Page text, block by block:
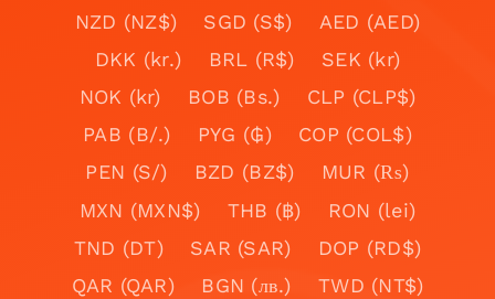
NZD (NZ$)
SGD (S$)
AED (AED)
DKK (kr.)
BRL (R$)
SEK (kr)
NOK (kr)
BOB (Bs.)
CLP (CLP$)
PAB (B/.)
PYG (₲)
COP (COL$)
PEN (S/)
BZD (BZ$)
MUR (₨)
MXN (MXN$)
THB (฿)
RON (lei)
TND (DT)
SAR (SAR)
DOP (RD$)
QAR (QAR)
BGN (лв.)
TWD (NT$)